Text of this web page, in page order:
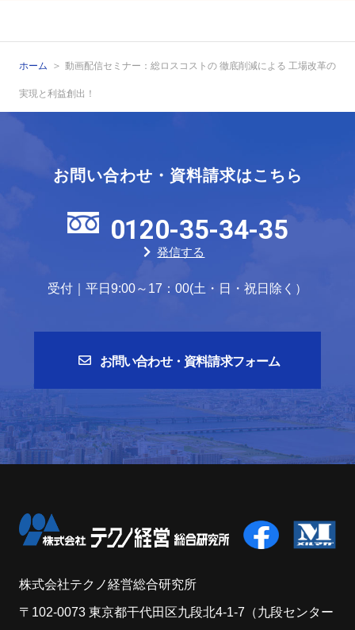
ホーム 動画配信セミナー：総ロスコストの 徹底削減による 工場改革の
実現と利益創出！
お問い合わせ・資料請求はこちら
0120-35-34-35
発信する
受付｜平日9:00～17：00(土・日・祝日除く）
お問い合わせ・資料請求フォーム
株式会社テクノ経営総合研究所
〒102-0073 東京都干代田区九段北4-1-7（九段センター